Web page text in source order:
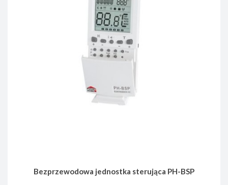
Bezprzewodowa jednostka sterująca PH-BSP